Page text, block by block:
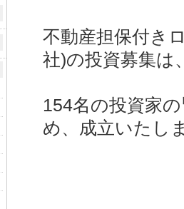
不動産担保付き
社)の投資募集は
154名の投資家
め、成立いたし